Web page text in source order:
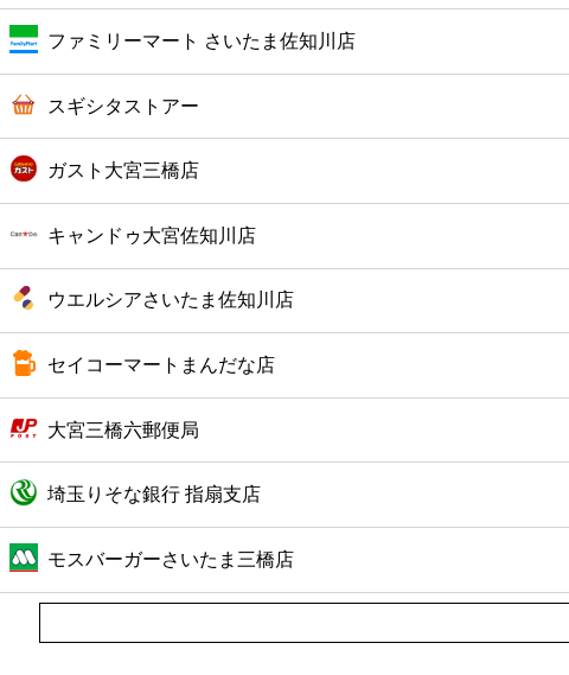
エンタメ
レジャー
書店
ファミレス
ファーストフード
カフェ
ショッピング
銀行
公共
ファミリーマート さいたま佐知川店
スギシタストアー
ガスト大宮三橋店
キャンドゥ大宮佐知川店
ウエルシアさいたま佐知川店
セイコーマートまんだな店
大宮三橋六郵便局
埼玉りそな銀行 指扇支店
モスバーガーさいたま三橋店